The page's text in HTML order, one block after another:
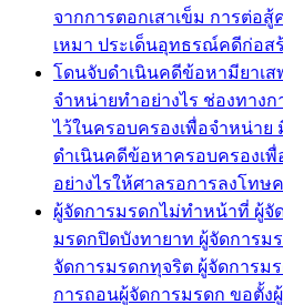
จากการตอกเสาเข็ม การต่อ
เหมา ประเด็นอุทธรณ์คดีก่อส
โดนจับดำเนินคดีข้อหามียาเส
จำหน่ายทำอย่างไร ช่องทาง
ไว้ในครอบครองเพื่อจำหน่าย
ดำเนินคดีข้อหาครอบครองเพื่
อย่างไรให้ศาลรอการลงโทษ
ผู้จัดการมรดกไม่ทำหน้าที่ ผู้จั
มรดกปิดบังทายาท ผู้จัดการม
จัดการมรดกทุจริต ผู้จัดการม
การถอนผู้จัดการมรดก ขอตั้ง